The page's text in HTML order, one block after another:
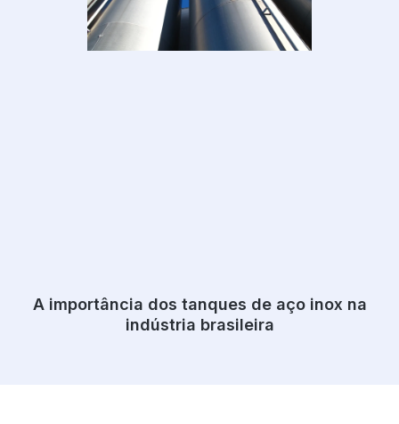
A importância dos tanques de aço inox na
indústria brasileira